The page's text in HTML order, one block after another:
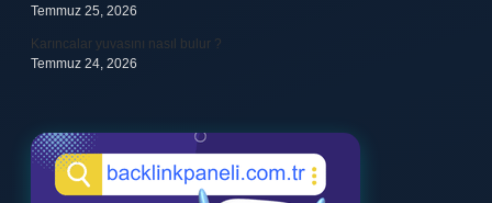
Temmuz 25, 2026
Karıncalar yuvasını nasıl bulur ?
Temmuz 24, 2026